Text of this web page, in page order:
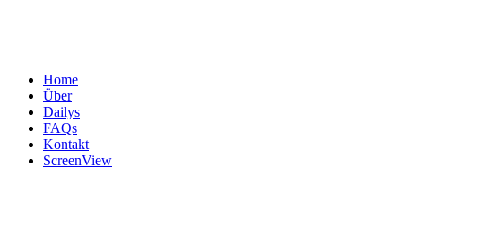
Home
Über
Dailys
FAQs
Kontakt
ScreenView